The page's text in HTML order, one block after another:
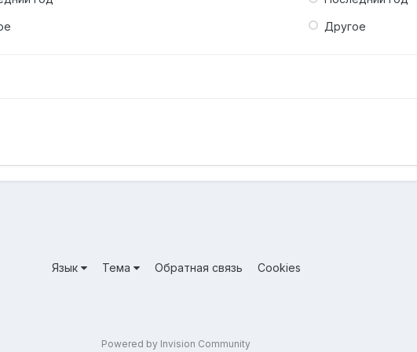
Другое
Язык Тема Обратная связь
Cookies
Powered by Invision Community